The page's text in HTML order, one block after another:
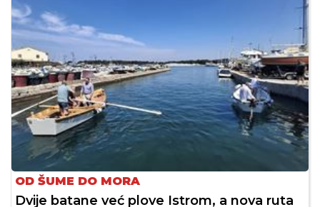
OD ŠUME DO MORA
Dvije batane već plove Istrom, a nova ruta